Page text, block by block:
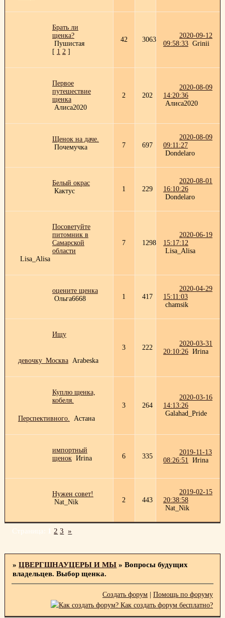
Брать ли
щенка?
Пушистая
[ 1 2 ]
42 3063
2020-09-12
09:58:33 Grinii
Первое
путешествие
щенка
Алиса2020
2 202
2020-08-09
14:20:36
Алиса2020
Щенок на даче.
Почемучка
7 697
2020-08-09
09:11:27
Dondelaro
Белый окрас
Кактус
1 229
2020-08-01
16:10:26
Dondelaro
Посоветуйте
питомник в
Самарской
области
Lisa_Alisa
7 1298
2020-06-19
15:17:12
Lisa_Alisa
оцените щенка
Ольга6668
1 417
2020-04-29
15:11:03
chamsik
Ищу
девочку_Москва Arabeska
3 222
2020-03-31
20:10:26 Иrina
Куплю щенка,
кобеля.
Перспективного. Астана
3 264
2020-03-16
14:13:26
Galahad_Pride
импортный
щенок Иrina 6 335
2019-11-13
08:26:51 Иrina
Нужен совет!
Nat_Nik
2 443
2019-02-15
20:38:58
Nat_Nik
Страница: 1 2 3 »
»ЦВЕРГШНАУЦЕРЫ И МЫ »Вопросы будущих
владельцев. Выбор щенка.
Создать форум |Помощь по форуму